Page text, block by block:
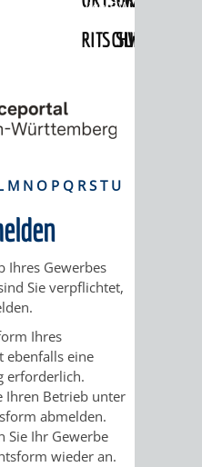
RITSCHWEIER
SULZBACH
UND
FÜR
TECHNIK,
UMWELT
UND
STADTENTWICKLUNG
BERATUNGSERGEBNISSE
KINDER-
UND
JUGENDBEIRAT
TAGESORDNUNG
TAGESORDNUNG
PROJEKTE
ABGEORDNETE
STADTRECHT
Service BW
M N O P Q R S T U
Ihres Gewerbes
Sie verpflichtet,
Ihres
ebenfalls eine
erforderlich.
Ihren Betrieb unter
abmelden.
Sie Ihr Gewerbe
wieder an.